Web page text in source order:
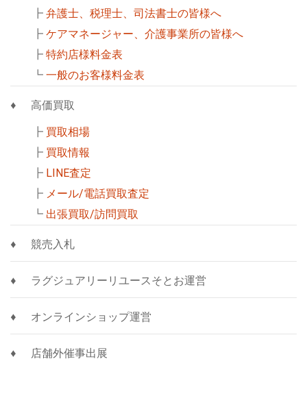
┣ 弁護士、税理士、司法書士の皆様へ
┣ ケアマネージャー、介護事業所の皆様へ
┣ 特約店様料金表
┗ 一般のお客様料金表
高価買取
┣ 買取相場
┣ 買取情報
┣ LINE査定
┣ メール/電話買取査定
┗ 出張買取/訪問買取
競売入札
ラグジュアリーリユースそとお運営
オンラインショップ運営
店舗外催事出展